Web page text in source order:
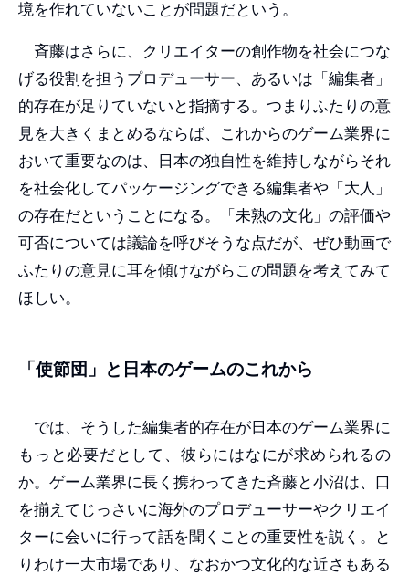
境を作れていないことが問題だという。
斉藤はさらに、クリエイターの創作物を社会につな
げる役割を担うプロデューサー、あるいは「編集者」
的存在が足りていないと指摘する。つまりふたりの意
見を大きくまとめるならば、これからのゲーム業界に
おいて重要なのは、日本の独自性を維持しながらそれ
を社会化してパッケージングできる編集者や「大人」
の存在だということになる。「未熟の文化」の評価や
可否については議論を呼びそうな点だが、ぜひ動画で
ふたりの意見に耳を傾けながらこの問題を考えてみて
ほしい。
「使節団」と日本のゲームのこれから
では、そうした編集者的存在が日本のゲーム業界に
もっと必要だとして、彼らにはなにが求められるの
か。ゲーム業界に長く携わってきた斉藤と小沼は、口
を揃えてじっさいに海外のプロデューサーやクリエイ
ターに会いに行って話を聞くことの重要性を説く。と
りわけ一大市場であり、なおかつ文化的な近さもある